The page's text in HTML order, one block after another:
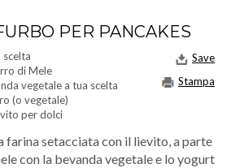
PER PANCAKES
Save
Stampa
scelta
di Mele
vegetale a tua scelta
(o vegetale)
per dolci
farina setacciata con il lievito, a parte
con la bevanda vegetale e lo yogurt